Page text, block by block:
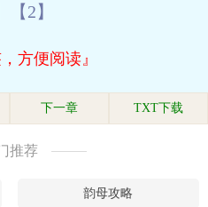
【2】
方便阅读』
下一章 TXT下载
推荐
韵母攻略